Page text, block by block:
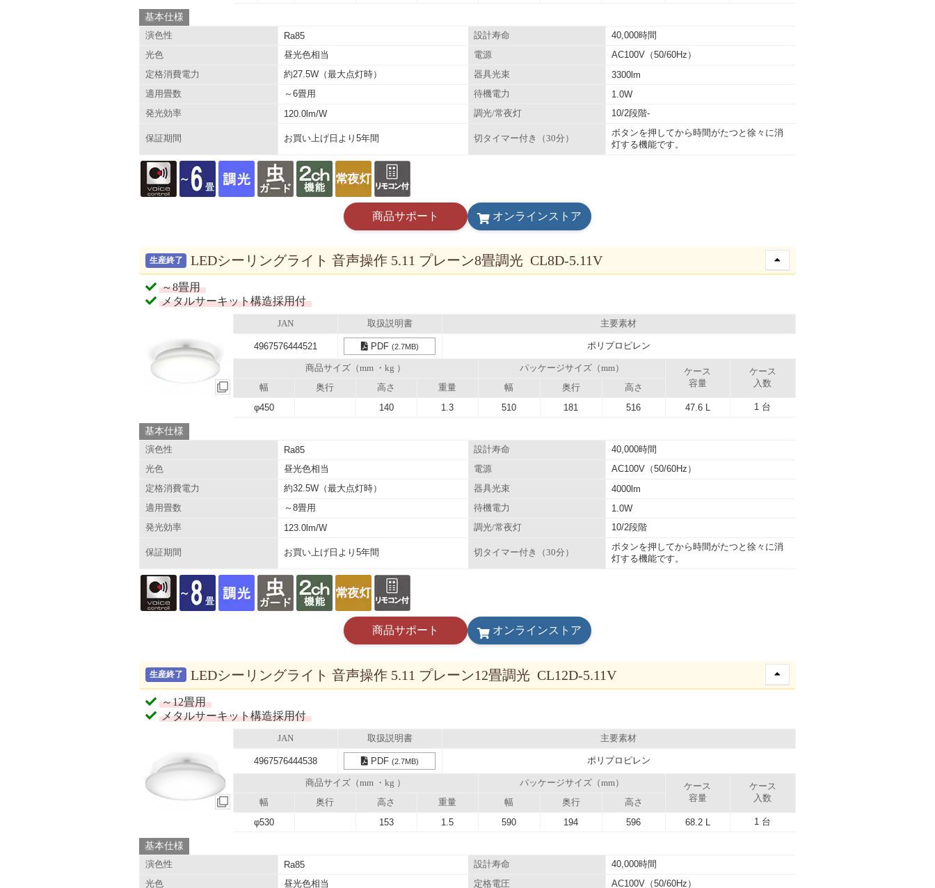
基本仕様
演色性 Ra85 設計寿命 40,000時間
光色 昼光色相当 電源 AC100V（50/60Hz）
定格消費電力 約27.5W（最大点灯時） 器具光束 3300lm
適用畳数 ～6畳用 待機電力 1.0W
発光効率 120.0lm/W 調光/常夜灯 10/2段階-
保証期間 お買い上げ日より5年間 切タイマー付き（30分）
ボタンを押してから時間がたつと徐々に消
灯する機能です。
商品サポート オンラインストア
生産終了 LEDシーリングライト 音声操作 5.11 プレーン8畳調光 CL8D-5.11V
～8畳用
メタルサーキット構造採用付
JAN 取扱説明書 主要素材
4967576444521 PDF (2.7MB) ポリプロピレン
商品サイズ（mm ・kg ） パッケージサイズ（mm）
ケース
容量
ケース
入数
幅 奥行 高さ 重量 幅 奥行 高さ
φ450 140 1.3 510 181 516 47.6 L 1 台
基本仕様
演色性 Ra85 設計寿命 40,000時間
光色 昼光色相当 電源 AC100V（50/60Hz）
定格消費電力 約32.5W（最大点灯時） 器具光束 4000lm
適用畳数 ～8畳用 待機電力 1.0W
発光効率 123.0lm/W 調光/常夜灯 10/2段階
保証期間 お買い上げ日より5年間 切タイマー付き（30分）
ボタンを押してから時間がたつと徐々に消
灯する機能です。
商品サポート オンラインストア
生産終了 LEDシーリングライト 音声操作 5.11 プレーン12畳調光 CL12D-5.11V
～12畳用
メタルサーキット構造採用付
JAN 取扱説明書 主要素材
4967576444538 PDF (2.7MB) ポリプロピレン
商品サイズ（mm ・kg ） パッケージサイズ（mm）
ケース
容量
ケース
入数
幅 奥行 高さ 重量 幅 奥行 高さ
φ530 153 1.5 590 194 596 68.2 L 1 台
基本仕様
演色性 Ra85 設計寿命 40,000時間
光色 昼光色相当 定格電圧 AC100V（50/60Hz）